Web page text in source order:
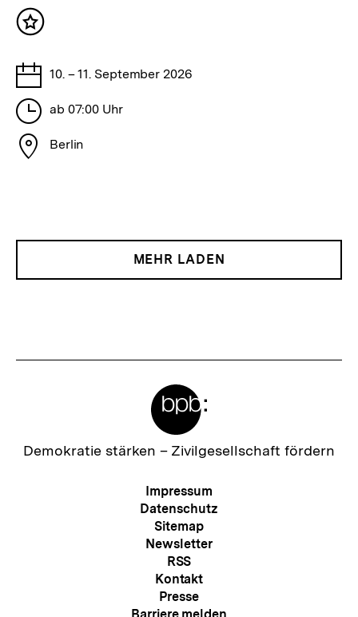
Anmeldefrist
abgelaufen
Inhalt
Datum
der
Veranstaltung
10. – 11. September 2026
Uhrzeit
Veranstaltung
ab 07:00 Uhr
Ort
Berlin
MEHR LADEN
Zur
Demokratie stärken – Zivilgesellschaft fördern
Meta-
Navigation
Impressum
Datenschutz
Sitemap
Newsletter
RSS
Kontakt
Presse